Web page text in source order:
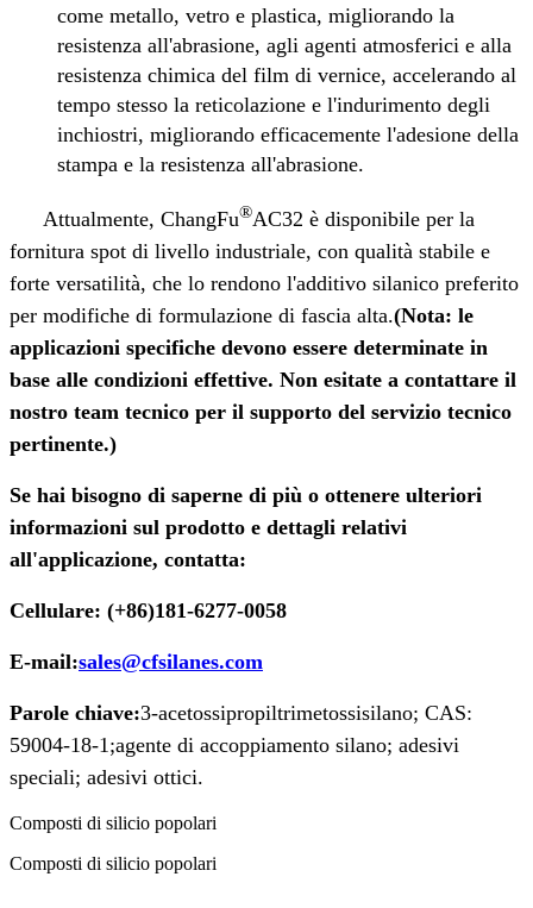
come metallo, vetro e plastica, migliorando la
resistenza all'abrasione, agli agenti atmosferici e alla
resistenza chimica del film di vernice, accelerando al
tempo stesso la reticolazione e l'indurimento degli
inchiostri, migliorando efficacemente l'adesione della
stampa e la resistenza all'abrasione.
Attualmente, ChangFu®AC32 è disponibile per la
fornitura spot di livello industriale, con qualità stabile e
forte versatilità, che lo rendono l'additivo silanico preferito
per modifiche di formulazione di fascia alta.(Nota: le
applicazioni specifiche devono essere determinate in
base alle condizioni effettive. Non esitate a contattare il
nostro team tecnico per il supporto del servizio tecnico
pertinente.)
Se hai bisogno di saperne di più o ottenere ulteriori
informazioni sul prodotto e dettagli relativi
all'applicazione, contatta:
Cellulare: (+86)181-6277-0058
E-mail:sales@cfsilanes.com
Parole chiave:3-acetossipropiltrimetossisilano; CAS:
59004-18-1;agente di accoppiamento silano; adesivi
speciali; adesivi ottici.
Composti di silicio popolari
Composti di silicio popolari